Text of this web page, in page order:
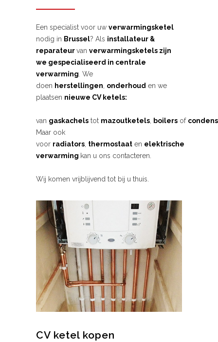
Een specialist voor uw verwarmingsketel
nodig in Brussel? Als installateur &
reparateurvan verwarmingsketels zijn
we gespecialiseerd in centrale
verwarming . We
doen herstellingen onderhoud en we
plaatsen nieuwe CV ketels:
van gaskachels tot mazoutketels boilers of
Maar ook
voor radiators thermostaat en elektrische
verwarming kan u ons contacteren.
Wij komen vrijblijvend tot bij u thuis.
CV ketel kopen